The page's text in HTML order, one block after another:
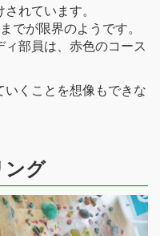
れています。
でが限界のようです。
部員は、赤色のコース
くことを想像もできな
ング